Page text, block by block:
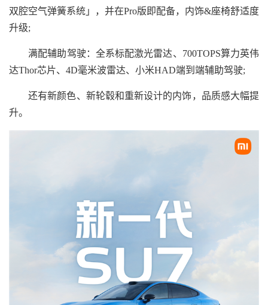
双腔空气弹簧系统」，并在Pro版即配备，内饰&座椅舒适度
升级;
满配辅助驾驶：全系标配激光雷达、700TOPS算力英伟
达Thor芯片、4D毫米波雷达、小米HAD端到端辅助驾驶;
还有新颜色、新轮毂和重新设计的内饰，品质感大幅提
升。